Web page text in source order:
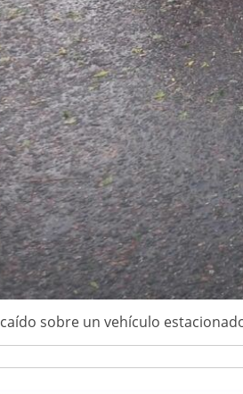
sobre un vehículo